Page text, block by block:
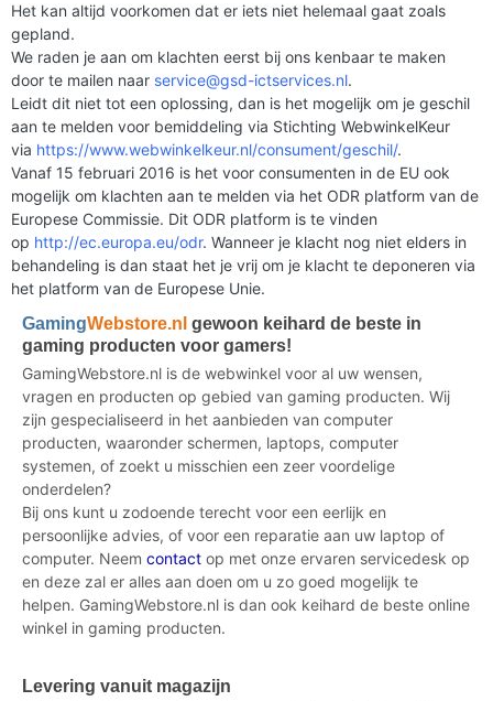
Het kan altijd voorkomen dat er iets niet helemaal gaat zoals
gepland.
We raden je aan om klachten eerst bij ons kenbaar te maken
door te mailen naar service@gsd-ictservices.nl.
Leidt dit niet tot een oplossing, dan is het mogelijk om je geschil
aan te melden voor bemiddeling via Stichting WebwinkelKeur
via https://www.webwinkelkeur.nl/consument/geschil/.
Vanaf 15 februari 2016 is het voor consumenten in de EU ook
mogelijk om klachten aan te melden via het ODR platform van de
Europese Commissie. Dit ODR platform is te vinden
op http://ec.europa.eu/odr. Wanneer je klacht nog niet elders in
behandeling is dan staat het je vrij om je klacht te deponeren via
het platform van de Europese Unie.
GamingWebstore.nl gewoon keihard de beste in
gaming producten voor gamers!
GamingWebstore.nl is de webwinkel voor al uw wensen,
vragen en producten op gebied van gaming producten. Wij
zijn gespecialiseerd in het aanbieden van computer
producten, waaronder schermen, laptops, computer
systemen, of zoekt u misschien een zeer voordelige
onderdelen?
Bij ons kunt u zodoende terecht voor een eerlijk en
persoonlijke advies, of voor een reparatie aan uw laptop of
computer. Neem contact op met onze ervaren servicedesk op
en deze zal er alles aan doen om u zo goed mogelijk te
helpen. GamingWebstore.nl is dan ook keihard de beste online
winkel in gaming producten.
Levering vanuit magazijn